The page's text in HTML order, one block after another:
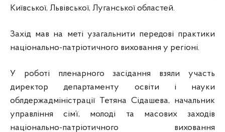
Київської, Львівської, Луганської областей.
Захід мав на меті узагальнити передові практики
національно-патріотичного виховання у регіоні.
У роботі пленарного засідання взяли участь
директор департаменту освіти і науки
облдержадміністрації Тетяна Сідашева, начальник
управління сім’ї, молоді та масових заходів
національно-патріотичного виховання